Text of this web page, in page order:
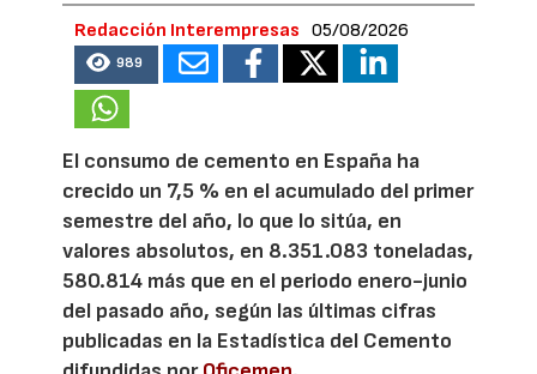
Redacción Interempresas 05/08/2026
989
El consumo de cemento en España ha
crecido un 7,5 % en el acumulado del primer
semestre del año, lo que lo sitúa, en
valores absolutos, en 8.351.083 toneladas,
580.814 más que en el periodo enero-junio
del pasado año, según las últimas cifras
publicadas en la Estadística del Cemento